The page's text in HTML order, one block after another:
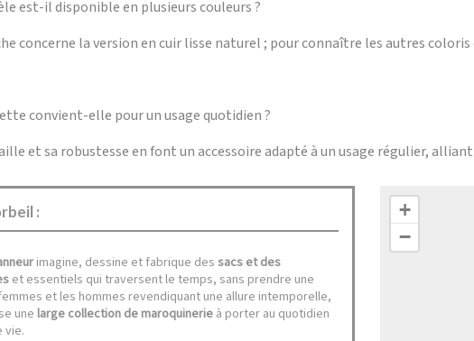
est-il disponible en plusieurs couleurs ?
concerne la version en cuir lisse naturel ; pour connaître les autres
convient-elle pour un usage quotidien ?
et sa robustesse en font un accessoire adapté à un usage régulier,
:
imagine, dessine et fabrique dessacs et des
et essentiels qui traversent le temps, sans prendre une
et les hommes revendiquant une allure intemporelle,
une large collection de maroquinerie à porter au quotidien
vie.
+
−